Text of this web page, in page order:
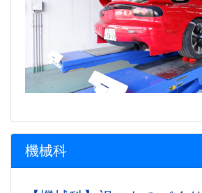
機械科